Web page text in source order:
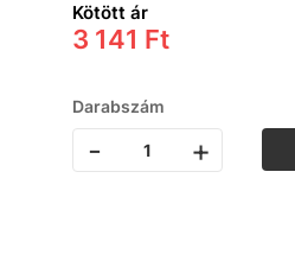
Kötött ár
3 141 Ft
Darabszám
- +